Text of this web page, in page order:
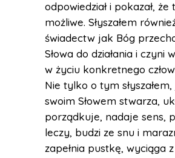
odpowiedział i pokazał, że
możliwe. Słyszałem
świadectw jak Bóg
Słowa do działania i czyni
w życiu konkretnego
Nie tylko o tym
swoim Słowem stwarza,
porządkuje, nadaje sens,
leczy, budzi ze snu i
zapełnia pustkę, wyciąga